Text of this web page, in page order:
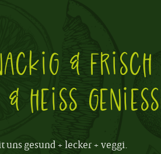
&
heiss
uns gesund + lecker + veggi.